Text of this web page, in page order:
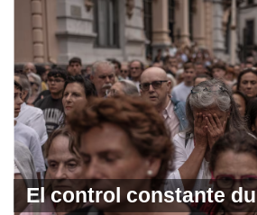
El control constante